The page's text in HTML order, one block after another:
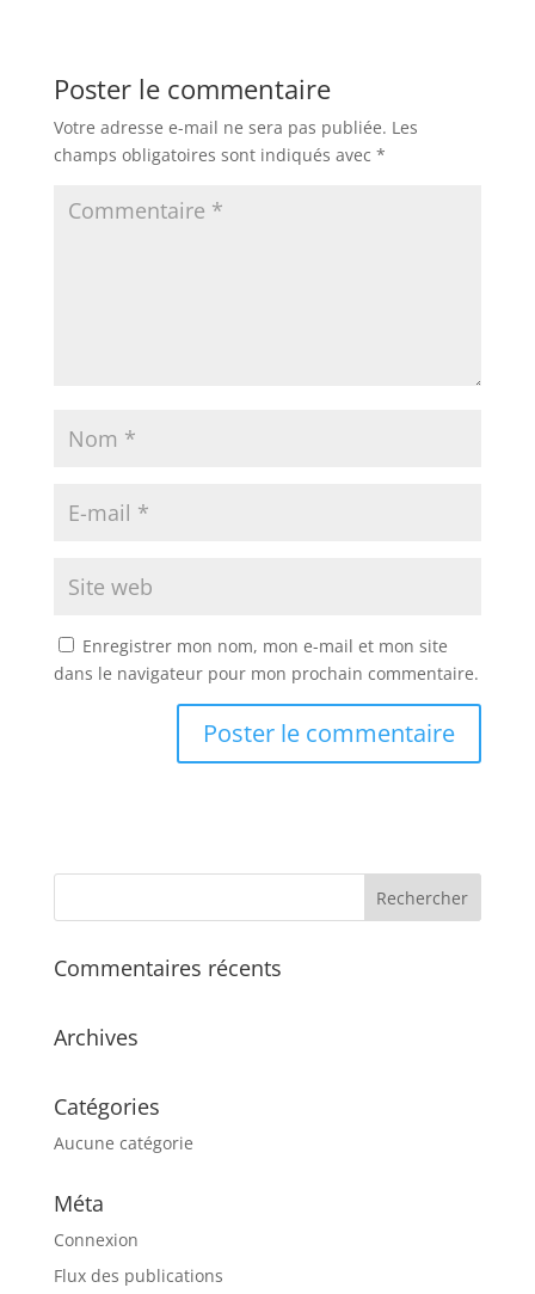
Poster le commentaire
Votre adresse e-mail ne sera pas publiée. Les
champs obligatoires sont indiqués avec *
Enregistrer mon nom, mon e-mail et mon site
dans le navigateur pour mon prochain commentaire.
Commentaires récents
Archives
Catégories
Aucune catégorie
Méta
Connexion
Flux des publications